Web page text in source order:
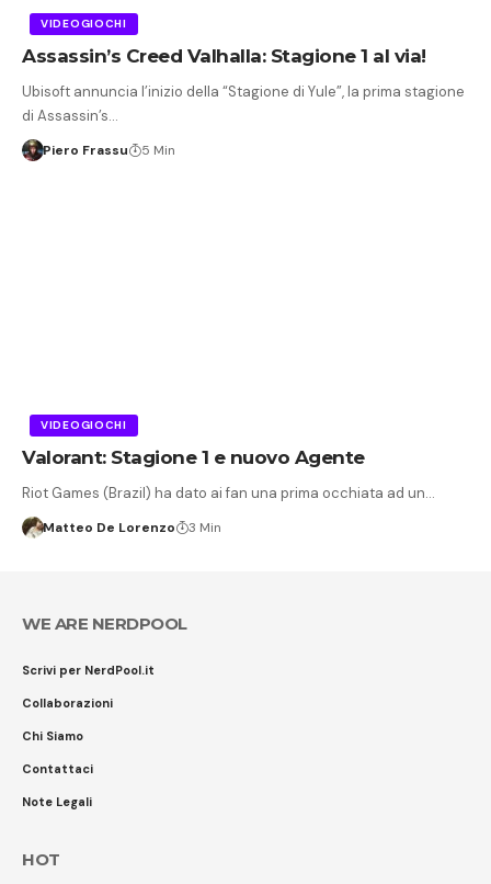
VIDEOGIOCHI
Assassin’s Creed Valhalla: Stagione 1 al via!
Ubisoft annuncia l’inizio della “Stagione di Yule”, la prima stagione
di Assassin’s…
Piero Frassu 5 Min
VIDEOGIOCHI
Valorant: Stagione 1 e nuovo Agente
Riot Games (Brazil) ha dato ai fan una prima occhiata ad un…
Matteo De Lorenzo 3 Min
WE ARE NERDPOOL
Scrivi per NerdPool.it
Collaborazioni
Chi Siamo
Contattaci
Note Legali
HOT